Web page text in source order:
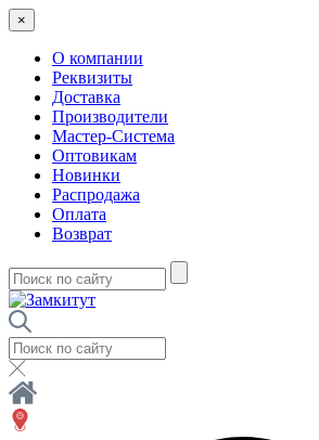
×
О компании
Реквизиты
Доставка
Производители
Мастер-Система
Оптовикам
Новинки
Распродажа
Оплата
Возврат